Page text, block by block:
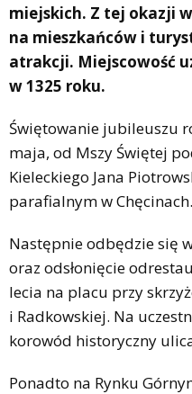
miejskich. Z tej okazji
na mieszkańców i
atrakcji. Miejscowość
w 1325 roku.
Świętowanie jubileuszu
maja, od Mszy Świętej
Kieleckiego Jana
parafialnym w Chęcinach.
Następnie odbędzie się
oraz odsłonięcie
lecia na placu przy
i Radkowskiej. Na
korowód historyczny
Ponadto na Rynku